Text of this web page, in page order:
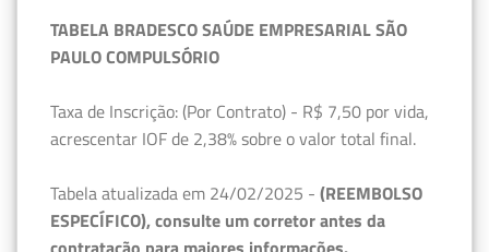
TABELA BRADESCO SAÚDE EMPRESARIAL SÃO
PAULO COMPULSÓRIO
Taxa de Inscrição: (Por Contrato) - R$ 7,50 por vida,
acrescentar IOF de 2,38% sobre o valor total final.
Tabela atualizada em 24/02/2025 - (REEMBOLSO
ESPECÍFICO), consulte um corretor antes da